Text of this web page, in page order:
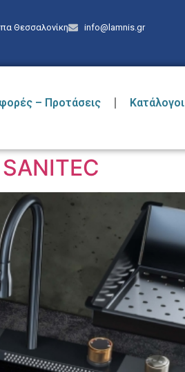
Θεσσαλονίκη info@lamnis.gr
– Προτάσεις Κατάλογοι